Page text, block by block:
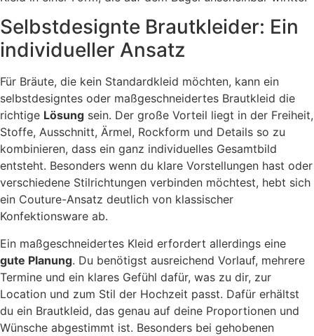
Selbstdesignte Brautkleider: Ein
individueller Ansatz
Für Bräute, die kein Standardkleid möchten, kann ein
selbstdesigntes oder maßgeschneidertes Brautkleid die
richtige Lösung sein. Der große Vorteil liegt in der Freiheit,
Stoffe, Ausschnitt, Ärmel, Rockform und Details so zu
kombinieren, dass ein ganz individuelles Gesamtbild
entsteht. Besonders wenn du klare Vorstellungen hast oder
verschiedene Stilrichtungen verbinden möchtest, hebt sich
ein Couture-Ansatz deutlich von klassischer
Konfektionsware ab.
Ein maßgeschneidertes Kleid erfordert allerdings eine
gute Planung. Du benötigst ausreichend Vorlauf, mehrere
Termine und ein klares Gefühl dafür, was zu dir, zur
Location und zum Stil der Hochzeit passt. Dafür erhältst
du ein Brautkleid, das genau auf deine Proportionen und
Wünsche abgestimmt ist. Besonders bei gehobenen